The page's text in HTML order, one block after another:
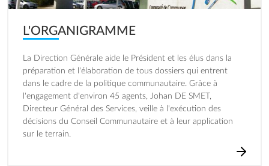
L'ORGANIGRAMME
La Direction Générale aide le Président et les élus dans la
préparation et l'élaboration de tous dossiers qui entrent
dans le cadre de la politique communautaire. Grâce à
l'engagement d'environ 45 agents, Johan DE SMET,
Directeur Général des Services, veille à l'exécution des
décisions du Conseil Communautaire et à leur application
sur le terrain.